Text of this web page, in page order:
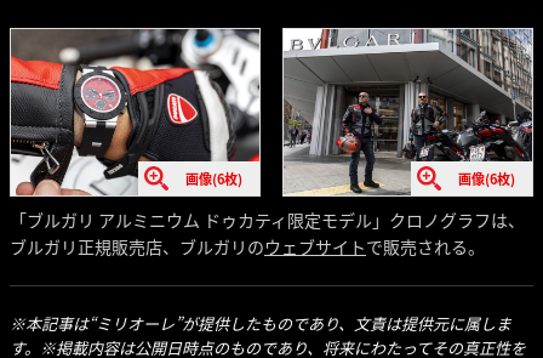
画像(6枚) 画像(6枚)
「ブルガリ アルミニウム ドゥカティ限定モデル」クロノグラフは、
ブルガリ正規販売店、ブルガリのウェブサイトで販売される。
※本記事は“ミリオーレ”が提供したものであり、文責は提供元に属しま
す。※掲載内容は公開日時点のものであり、将来にわたってその真正性を